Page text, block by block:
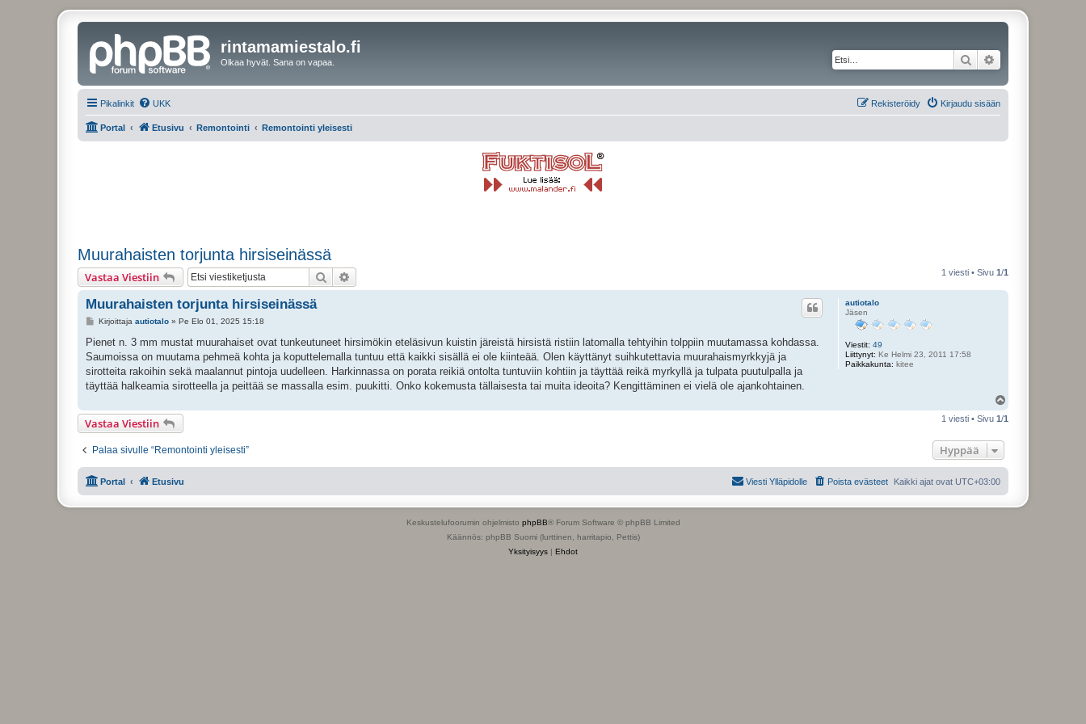
rintamamiestalo.fi
Olkaa hyvät. Sana on vapaa. Etsi
Pikalinkit UKK Kirjaudu sisään
Rekisteröidy
Portal Etusivu Remontointi Remontointi yleisesti
Muurahaisten torjunta hirsiseinässä
Vastaa Viestiin Etsi 1 viesti • Sivu 1/1
autiotalo
Jäsen
Viestit: 49
Liittynyt: Ke Helmi 23, 2011 17:58
Paikkakunta: kitee
Muurahaisten torjunta hirsiseinässä
V
e
t
i
Kirjoittaja autiotalo» Pe Elo 01, 2025 15:18
Pienet n. 3 mm mustat muurahaiset ovat tunkeutuneet hirsimökin eteläsivun kuistin järeistä hirsistä ristiin latomalla tehtyihin tolppiin muutamassa kohdassa.
Saumoissa on muutama pehmeä kohta ja koputtelemalla tuntuu että kaikki sisällä ei ole kiinteää. Olen käyttänyt suihkutettavia muurahaismyrkkyjä ja
sirotteita rakoihin sekä maalannut pintoja uudelleen. Harkinnassa on porata reikiä ontolta tuntuviin kohtiin ja täyttää reikä myrkyllä ja tulpata puutulpalla ja
täyttää halkeamia sirotteella ja peittää se massalla esim. puukitti. Onko kokemusta tällaisesta tai muita ideoita? Kengittäminen ei vielä ole ajankohtainen.
ö
Vastaa Viestiin 1 viesti • Sivu 1/1
Palaa sivulle “Remontointi yleisesti” Hyppää
Portal Etusivu Kaikki ajat ovat UTC+03:00
Poista evästeet
Viesti Ylläpidolle
Keskustelufoorumin ohjelmisto phpBB® Forum Software © phpBB Limited
Käännös: phpBB Suomi (lurttinen, harritapio, Pettis)
Yksityisyys | Ehdot